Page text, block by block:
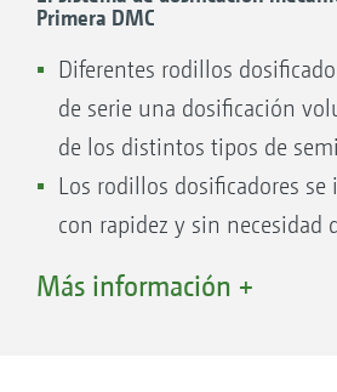
Primera DMC
Diferentes rodillos
de serie una dosificación
de los distintos tipos de
Los rodillos dosificadores se
con rapidez y sin necesidad
Obturación precisa de la
Más información +